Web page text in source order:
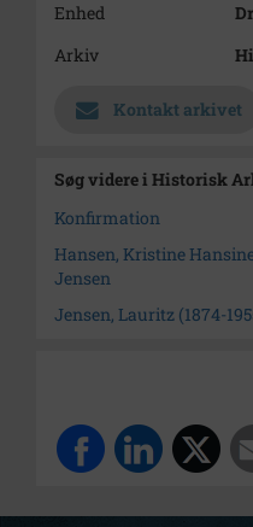
Enhed
Arkiv
Kontakt arkivet
Søg videre i Historisk
Konfirmation
Hansen, Kristine
Jensen
Jensen, Lauritz (1874-